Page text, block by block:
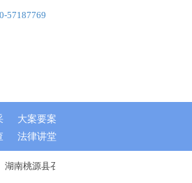
湖南桃源县召开文明城市指数测评迎检工作大会
法律讲堂
57187769
大案要案